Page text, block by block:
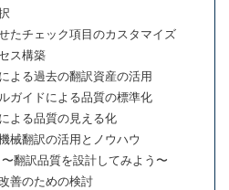
ェック項目のカスタマイズ
ス構築
過去の翻訳資産の活用
ドによる品質の標準化
る品質の見える化
訳の活用とノウハウ
訳品質を設計してみよう〜
のための検討